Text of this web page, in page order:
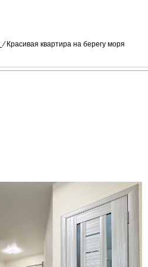
⁄ Красивая квартира на берегу моря